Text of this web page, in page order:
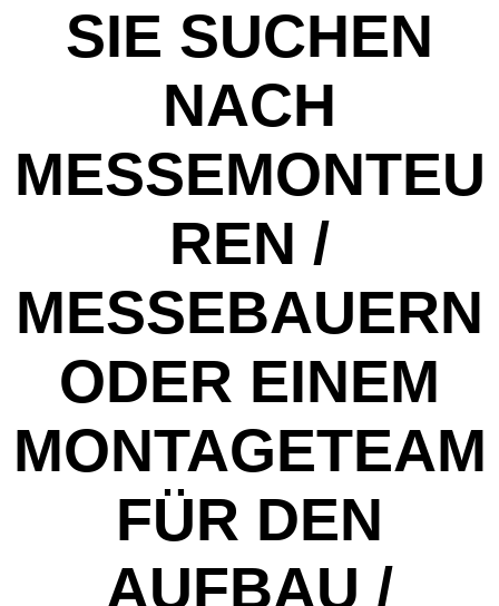
SIE SUCHEN
NACH
MESSEMONTEU
REN /
MESSEBAUERN
ODER EINEM
MONTAGETEAM
FÜR DEN
AUFBAU /